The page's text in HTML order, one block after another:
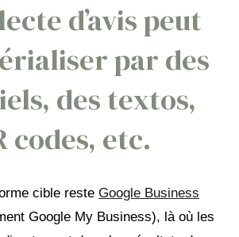
d’avis peut
par des
des textos,
codes, etc.
cible reste Google Business
Google My Business), là où les